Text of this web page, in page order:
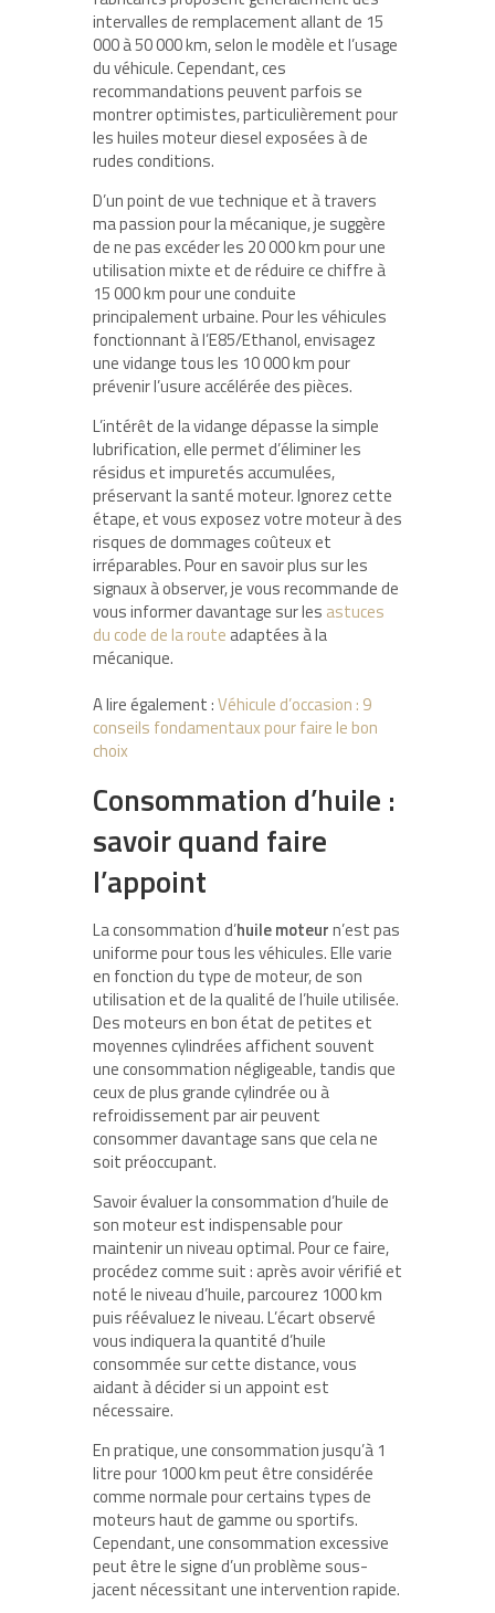
intervalles de remplacement allant de 15
000 à 50 000 km, selon le modèle et l’usage
du véhicule. Cependant, ces
recommandations peuvent parfois se
montrer optimistes, particulièrement pour
les huiles moteur diesel exposées à de
rudes conditions.
D’un point de vue technique et à travers
ma passion pour la mécanique, je suggère
de ne pas excéder les 20 000 km pour une
utilisation mixte et de réduire ce chiffre à
15 000 km pour une conduite
principalement urbaine. Pour les véhicules
fonctionnant à l’E85/Ethanol, envisagez
une vidange tous les 10 000 km pour
prévenir l’usure accélérée des pièces.
L’intérêt de la vidange dépasse la simple
lubrification, elle permet d’éliminer les
résidus et impuretés accumulées,
préservant la santé moteur. Ignorez cette
étape, et vous exposez votre moteur à des
risques de dommages coûteux et
irréparables. Pour en savoir plus sur les
signaux à observer, je vous recommande de
vous informer davantage sur les astuces
du code de la route adaptées à la
mécanique.
A lire également :Véhicule d’occasion : 9
conseils fondamentaux pour faire le bon
choix
Consommation d’huile :
savoir quand faire
l’appoint
La consommation d’huile moteurn’est pas
uniforme pour tous les véhicules. Elle varie
en fonction du type de moteur, de son
utilisation et de la qualité de l’huile utilisée.
Des moteurs en bon état de petites et
moyennes cylindrées affichent souvent
une consommation négligeable, tandis que
ceux de plus grande cylindrée ou à
refroidissement par air peuvent
consommer davantage sans que cela ne
soit préoccupant.
Savoir évaluer la consommation d’huile de
son moteur est indispensable pour
maintenir un niveau optimal. Pour ce faire,
procédez comme suit : après avoir vérifié et
noté le niveau d’huile, parcourez 1000 km
puis réévaluez le niveau. L’écart observé
vous indiquera la quantité d’huile
consommée sur cette distance, vous
aidant à décider si un appoint est
nécessaire.
En pratique, une consommation jusqu’à 1
litre pour 1000 km peut être considérée
comme normale pour certains types de
moteurs haut de gamme ou sportifs.
Cependant, une consommation excessive
peut être le signe d’un problème sous-
jacent nécessitant une intervention rapide.